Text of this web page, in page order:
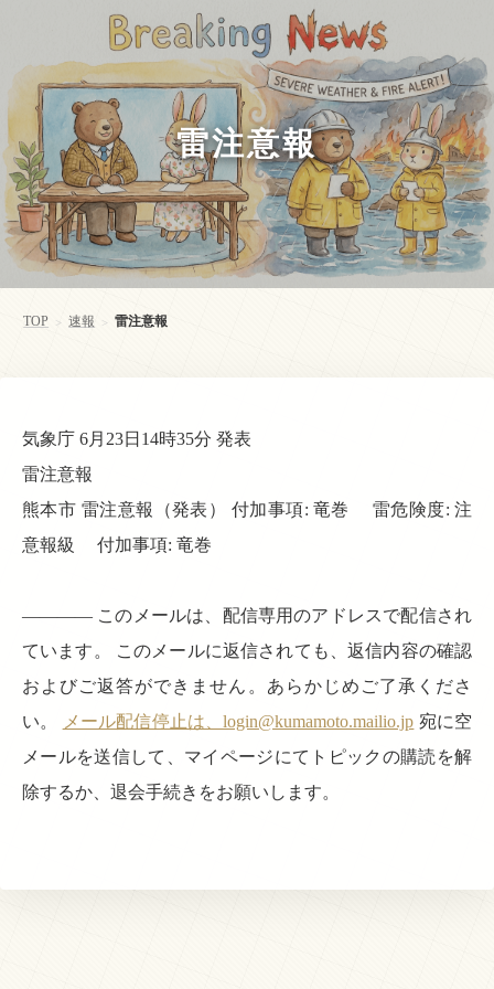
雷注意報
TOP > 速報 > 雷注意報
気象庁 6月23日14時35分 発表
雷注意報
熊本市 雷注意報（発表） 付加事項: 竜巻 雷危険度: 注
意報級 付加事項: 竜巻
———— このメールは、配信専用のアドレスで配信され
ています。 このメールに返信されても、返信内容の確認
およびご返答ができません。あらかじめご了承くださ
い。
メール配信停止は、login@kumamoto.mailio.jp 宛に空
メールを送信して、マイページにてトピックの購読を解
除するか、退会手続きをお願いします。